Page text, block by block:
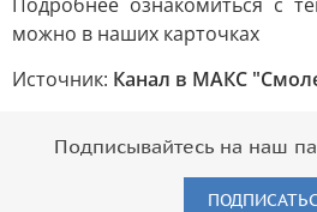
можно в наших карточках
Источник: Канал в МАКС
Подписывайтесь на наш